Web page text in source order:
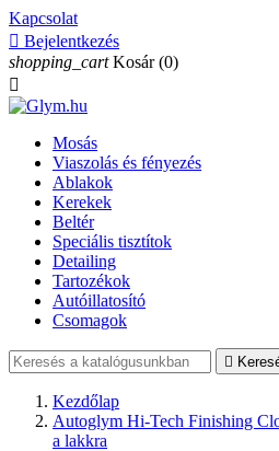
Kapcsolat
 Bejelentkezés
shopping_cart Kosár (0)

Mosás
Viaszolás és fényezés
Ablakok
Kerekek
Beltér
Speciális tisztítok
Detailing
Tartozékok
Autóillatosító
Csomagok

Kezdőlap
Autoglym Hi-Tech Finishing
a lakkra